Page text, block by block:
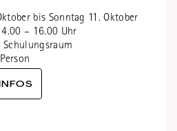
bis Sonntag 11. Oktober
– 16.00 Uhr
Schulungsraum